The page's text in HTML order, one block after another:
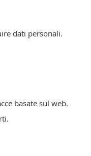
dati personali.
basate sul web.